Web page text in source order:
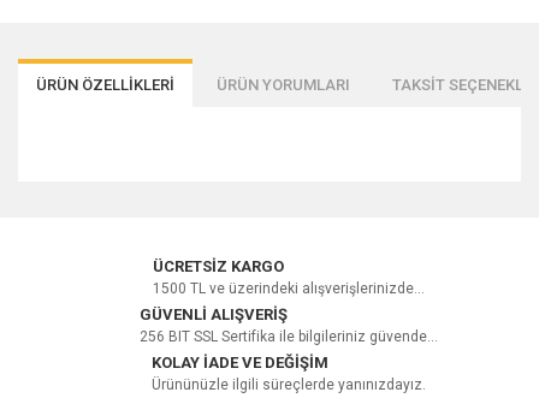
ÜRÜN ÖZELLİKLERİ ÜRÜN YORUMLARI TAKSİT
Bu ürüne ilk yorumu siz yapın!
Yorum Yaz
ÜCRETSİZ KARGO
1500 TL ve üzerindeki alışverişlerinizde...
GÜVENLİ ALIŞVERİŞ
256 BIT SSL Sertifika ile bilgileriniz güvende...
KOLAY İADE VE DEĞİŞİM
Ürününüzle ilgili süreçlerde yanınızdayız.